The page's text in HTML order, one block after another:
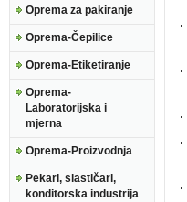
Oprema za pakiranje
Oprema-Čepilice
Oprema-Etiketiranje
Oprema-
Laboratorijska i
mjerna
Oprema-Proizvodnja
Pekari, slastičari,
konditorska industrija